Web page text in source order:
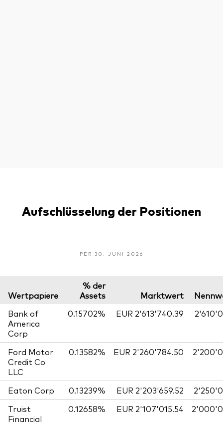
Aufschlüsselung der Positionen
PER 30. JUNI 2026
Wertpapiere
% der
Assets
Marktwert
Bank of
America
Corp
0.15702% EUR 2'613'740.39
Ford Motor
Credit Co
LLC
0.13582% EUR 2'260'784.50
Eaton Corp 0.13239% EUR 2'203'659.52
Truist
Financial
0.12658% EUR 2'107'015.54